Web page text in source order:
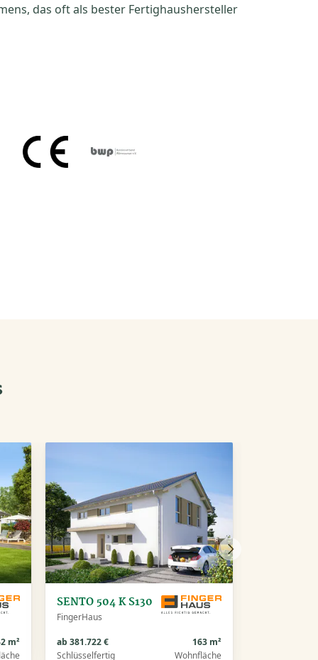
das oft als bester Fertighaushersteller
m²
SENTO 504 K S130
FingerHaus
ab 381.722 €
Schlüsselfertig
163 m²
Wohnfläche
Nächstes
Haus